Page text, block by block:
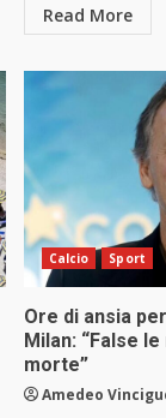
Read More
Calcio Sport
Ore di ansia
Milan: “False
morte”
Amedeo